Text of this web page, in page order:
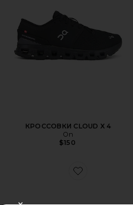
КРОССОВКИ CLOUD X 4
On
$150
Favorite